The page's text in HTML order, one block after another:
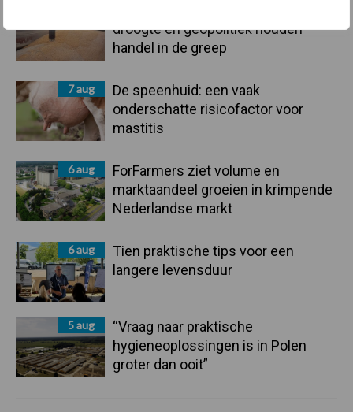
droogte en geopolitiek houden
handel in de greep
7 aug
De speenhuid: een vaak
onderschatte risicofactor voor
mastitis
6 aug
ForFarmers ziet volume en
marktaandeel groeien in krimpende
Nederlandse markt
6 aug
Tien praktische tips voor een
langere levensduur
5 aug
“Vraag naar praktische
hygieneoplossingen is in Polen
groter dan ooit”